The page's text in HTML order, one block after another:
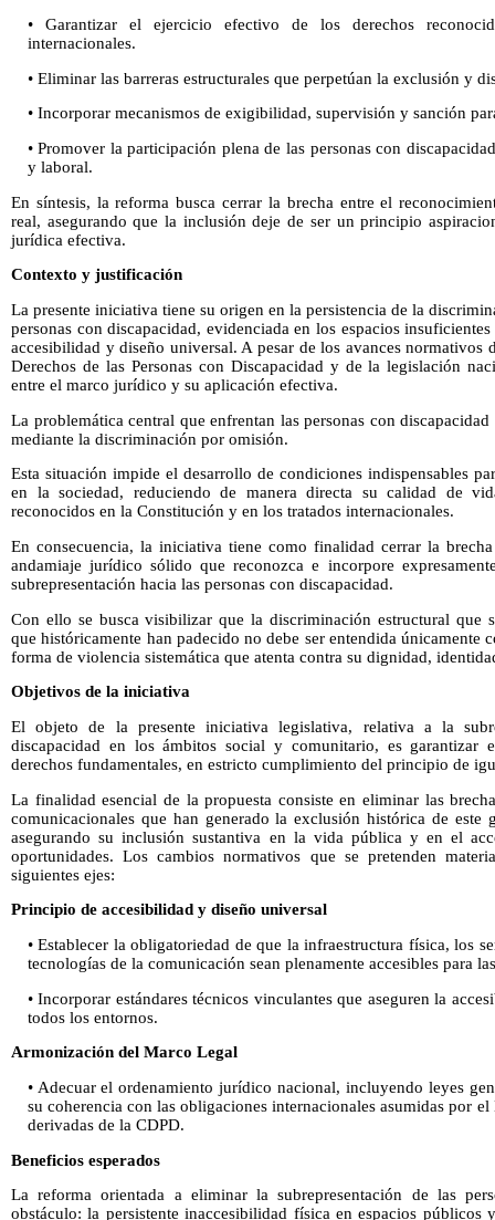
• Garantizar el ejercicio efectivo de los derechos
internacionales.
• Eliminar las barreras estructurales que perpetúan la exclusión y
• Incorporar mecanismos de exigibilidad, supervisión y sanción
• Promover la participación plena de las personas con
y laboral.
En síntesis, la reforma busca cerrar la brecha entre el
real, asegurando que la inclusión deje de ser un principio
jurídica efectiva.
Contexto y justificación
La presente iniciativa tiene su origen en la persistencia de la
personas con discapacidad, evidenciada en los espacios
accesibilidad y diseño universal. A pesar de los avances normativos
Derechos de las Personas con Discapacidad y de la legislación
entre el marco jurídico y su aplicación efectiva.
La problemática central que enfrentan las personas con
mediante la discriminación por omisión.
Esta situación impide el desarrollo de condiciones indispensables
en la sociedad, reduciendo de manera directa su calidad de
reconocidos en la Constitución y en los tratados internacionales.
En consecuencia, la iniciativa tiene como finalidad cerrar la
andamiaje jurídico sólido que reconozca e incorpore
subrepresentación hacia las personas con discapacidad.
Con ello se busca visibilizar que la discriminación estructural que
que históricamente han padecido no debe ser entendida únicamente
forma de violencia sistemática que atenta contra su dignidad,
Objetivos de la iniciativa
El objeto de la presente iniciativa legislativa, relativa a la
discapacidad en los ámbitos social y comunitario, es
derechos fundamentales, en estricto cumplimiento del principio de
La finalidad esencial de la propuesta consiste en eliminar las
comunicacionales que han generado la exclusión histórica de este
asegurando su inclusión sustantiva en la vida pública y en el
oportunidades. Los cambios normativos que se pretenden
siguientes ejes:
Principio de accesibilidad y diseño universal
• Establecer la obligatoriedad de que la infraestructura física, los
tecnologías de la comunicación sean plenamente accesibles para
• Incorporar estándares técnicos vinculantes que aseguren la
todos los entornos.
Armonización del Marco Legal
• Adecuar el ordenamiento jurídico nacional, incluyendo leyes
su coherencia con las obligaciones internacionales asumidas por
derivadas de la CDPD.
Beneficios esperados
La reforma orientada a eliminar la subrepresentación de las
obstáculo: la persistente inaccesibilidad física en espacios públicos